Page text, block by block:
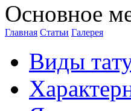
Оснoвнoе
Главная Стaтьи Галерея
Виды